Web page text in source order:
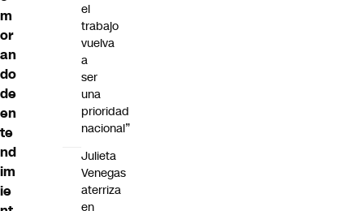
m
or
an
do
de
en
te
nd
im
ie
el
trabajo
vuelva
a
ser
una
prioridad
nacional”
Julieta
Venegas
aterriza
en